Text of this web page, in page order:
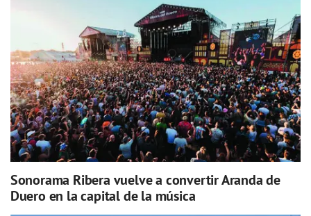
Sonorama Ribera vuelve a convertir Aranda de
Duero en la capital de la música